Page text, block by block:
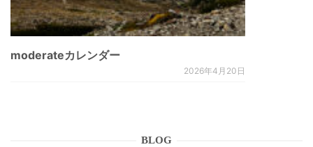
moderateカレンダー
2026年4月20日
BLOG